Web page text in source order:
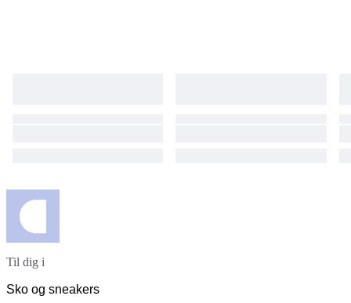
Til dig i
Sko og sneakers